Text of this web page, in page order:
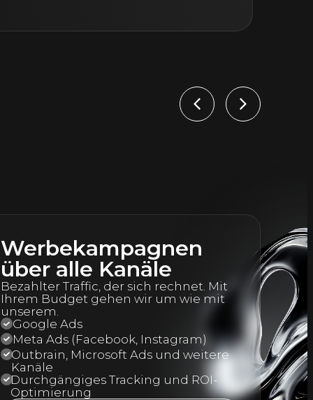
Werbekampagnen
über alle Kanäle
Bezahlter Traffic, der sich rechnet. Mit
Ihrem Budget gehen wir um wie mit
unserem.
Google Ads
Meta Ads (Facebook, Instagram)
Outbrain, Microsoft Ads und weitere
Kanäle
Durchgängiges Tracking und ROI-
Optimierung